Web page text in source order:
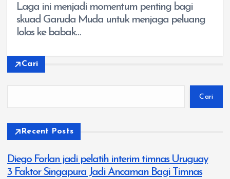
Laga ini menjadi momentum penting bagi
skuad Garuda Muda untuk menjaga peluang
lolos ke babak…
Cari
Cari
Recent Posts
Diego Forlan jadi pelatih interim timnas Uruguay
3 Faktor Singapura Jadi Ancaman Bagi Timnas